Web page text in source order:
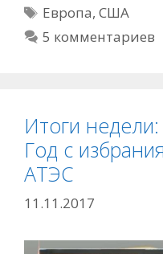
Метки
Европа,США
5 комментариев
Итоги
Год с
АТЭС
11.11.2017